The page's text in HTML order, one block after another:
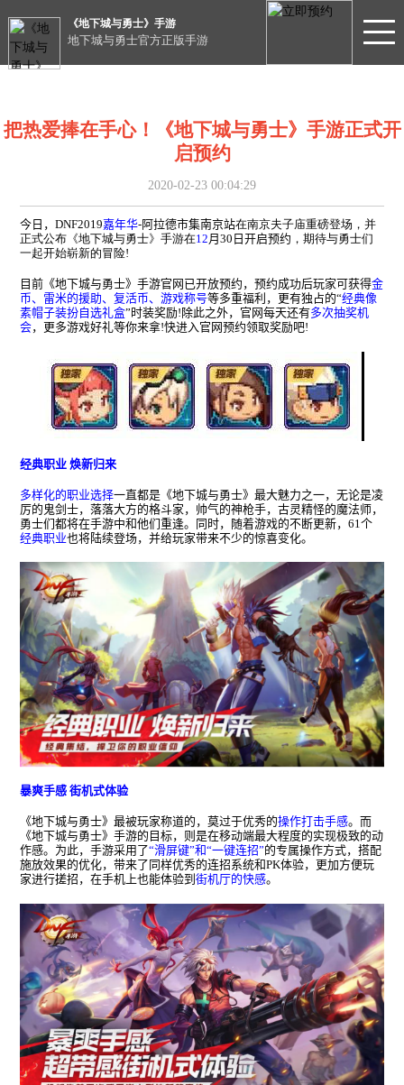
《地下城与勇士》手游
地下城与勇士官方正版手游
把热爱捧在手心！《地下城与勇士》手游正式开
启预约
2020-02-23 00:04:29
今日，DNF2019嘉年华-阿拉德市集南京站在南京夫子庙重磅登场，并
正式公布《地下城与勇士》手游在12月30 日开启预约 ，期待与勇士们
一起开始崭新的冒险!
目前《地下城与勇士》手游官网已开放预约，预约成功后玩家可获得金
币、雷米的援助、复活币、游戏称号等多重福利，更有独占的“经典像
素帽子装扮自选礼盒”时装奖励!除此之外，官网每天还有多次抽奖机
会，更多游戏好礼等你来拿!快进入官网预约领取奖励吧!
经典职业 焕新归来
多样化的职业选择一直都是《地下城与勇士》最大魅力之一，无论是凌
厉的鬼剑士，落落大方的格斗家，帅气的神枪手，古灵精怪的魔法师，
勇士们都将在手游中和他们重逢。同时，随着游戏的不断更新，61个
经典职业也将陆续登场，并给玩家带来不少的惊喜变化。
暴爽手感 街机式体验
《地下城与勇士》最被玩家称道的，莫过于优秀的操作打击手感。而
《地下城与勇士》手游的目标，则是在移动端最大程度的实现极致的动
作感。为此，手游采用了“滑屏键”和“一键连招”的专属操作方式，搭配
施放效果的优化，带来了同样优秀的连招系统和PK体验，更加方便玩
家进行搓招，在手机上也能体验到街机厅的快感。